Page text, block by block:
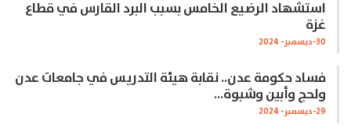
استشهاد الرضيع الخامس بسبب البرد القارس في قطاع
غزة
30-ديسمبر- 2024
فساد حكومة عدن.. نقابة هيئة التدريس في جامعات عدن
ولحج وأبين وشبوة…
29-ديسمبر- 2024